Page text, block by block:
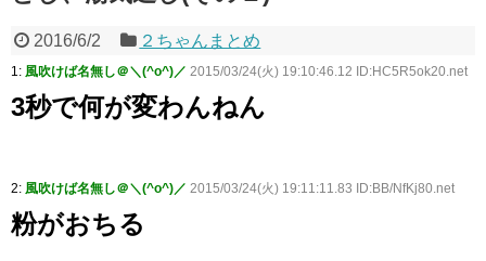
2016/6/2 ２ちゃんまとめ
1: 風吹けば名無し＠＼(^o^)／ 2015/03/24(火) 19:10:46.12 ID:HC5R5ok20.net
3秒で何が変わんねん
2: 風吹けば名無し＠＼(^o^)／ 2015/03/24(火) 19:11:11.83 ID:BB/NfKj80.net
粉がおちる